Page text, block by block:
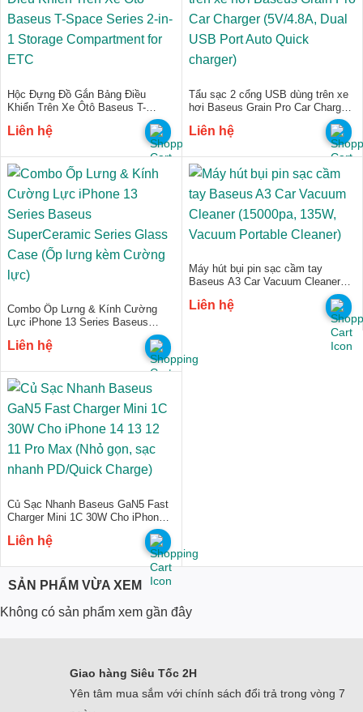
Hộc Đựng Đồ Gắn Bảng Điều
Khiển Trên Xe Ôtô Baseus T-
Compartment for ETC
Liên hệ
Tẩu sạc 2 cổng USB dùng trên xe
hơi Baseus Grain Pro Car Charger
(5V/4.8A, Dual USB Port Auto
Quick charger)
Liên hệ
Combo Ốp Lưng & Kính Cường
Lực iPhone 13 Series Baseus
SuperCeramic Series Glass Case
(Ốp lưng kèm Cường lực)
Liên hệ
Máy hút bụi pin sạc cầm tay
Baseus A3 Car Vacuum Cleaner
(15000pa, 135W, Vacuum Portable
Cleaner)
Liên hệ
Củ Sạc Nhanh Baseus GaN5 Fast
Charger Mini 1C 30W Cho iPhone
14 13 12 11 Pro Max (Nhỏ gọn, sạc
nhanh PD/Quick Charge)
Liên hệ
SẢN PHẨM VỪA XEM
Không có sản phẩm xem gần đây
Giao hàng Siêu Tốc 2H
Yên tâm mua sắm với chính sách đổi trả trong vòng 7